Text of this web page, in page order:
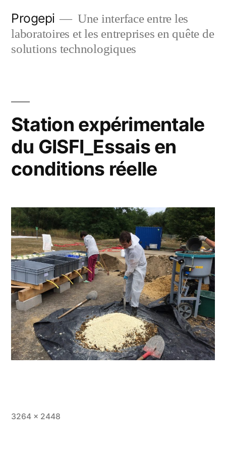
content
Progepi
Une interface entre les
laboratoires et les entreprises en quête de
solutions technologiques
Station expérimentale
du GISFI_Essais en
conditions réelle
Full
3264 × 2448